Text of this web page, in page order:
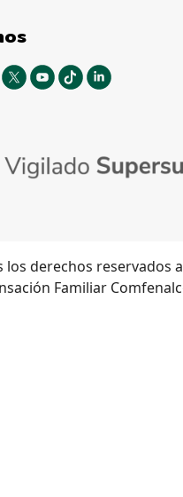
los derechos reservados
Familiar